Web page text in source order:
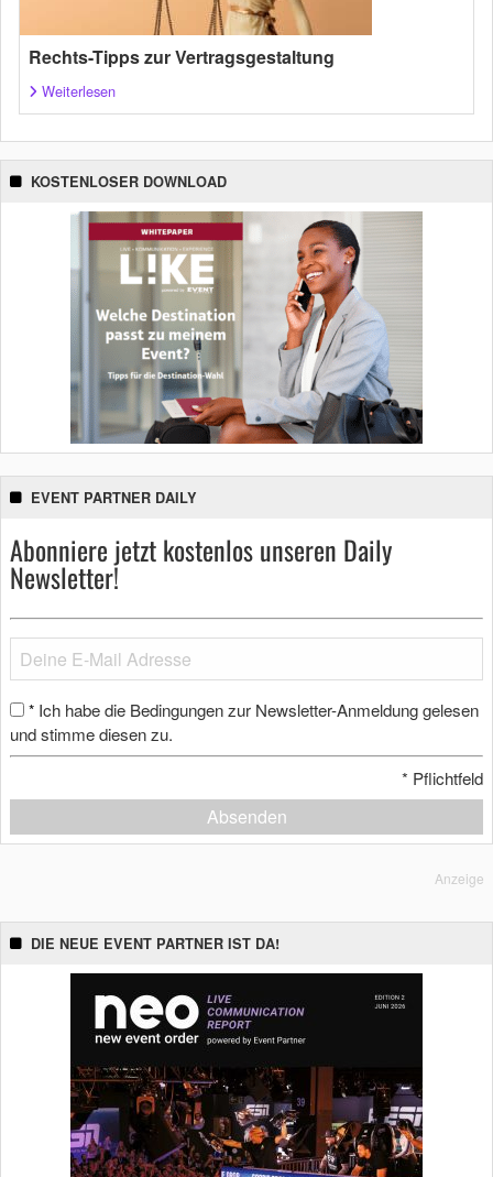
Rechts-Tipps zur Vertragsgestaltung
Weiterlesen
KOSTENLOSER DOWNLOAD
EVENT PARTNER DAILY
Abonniere jetzt kostenlos unseren Daily
Newsletter!
* Ich habe die Bedingungen zur Newsletter-Anmeldung gelesen
und stimme diesen zu.
* Pflichtfeld
Absenden
Anzeige
DIE NEUE EVENT PARTNER IST DA!